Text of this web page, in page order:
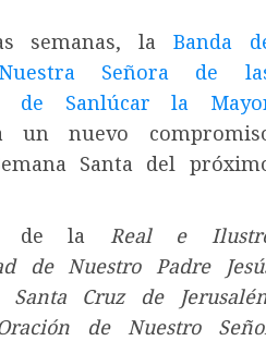
semanas, la
Banda de
Señora de las
de Sanlúcar la Mayor
un nuevo compromiso
Santa del próximo
de la
Real e Ilustre
de Nuestro Padre Jesús
Santa Cruz de Jerusalén,
de Nuestro Señor